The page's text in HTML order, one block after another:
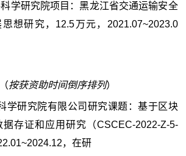
学研究院项目：黑龙江省交通运输安全
思想研究，12.5万元，2021.07~2023.0
（按获资助时间倒序排列）
学研究院有限公司研究课题：基于区块
存证和应用研究（CSCEC-2022-Z-5-
，在研